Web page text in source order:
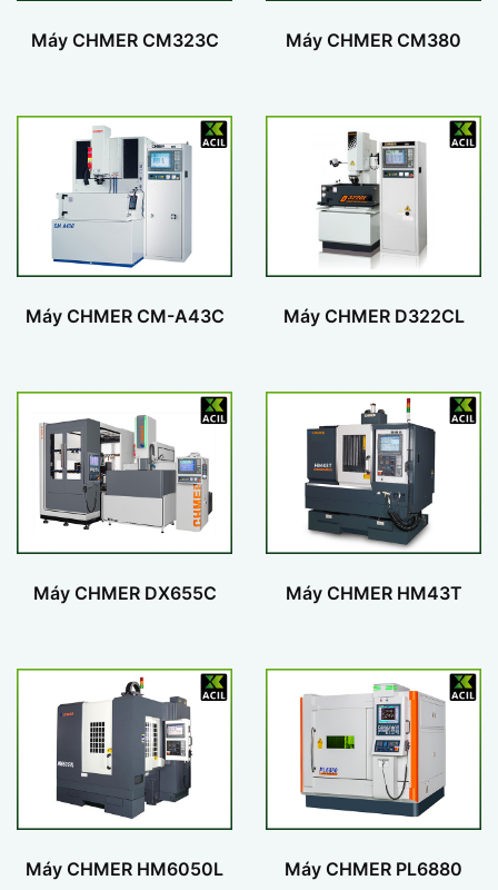
Máy CHMER CM323C Máy CHMER CM380
Máy CHMER CM-A43C Máy CHMER D322CL
Máy CHMER DX655C Máy CHMER HM43T
Máy CHMER HM6050L Máy CHMER PL6880